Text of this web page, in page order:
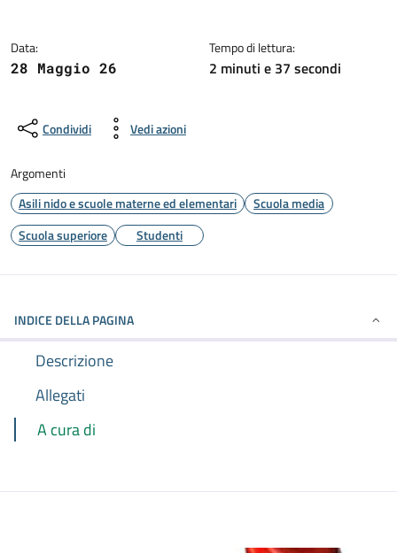
Data:
28 Maggio 26
Tempo di lettura:
2 minuti e 37 secondi
Condividi Vedi azioni
Argomenti
Asili nido e scuole materne ed elementari
Scuola media
Scuola superiore
Studenti
INDICE DELLA PAGINA
Descrizione
Allegati
A cura di